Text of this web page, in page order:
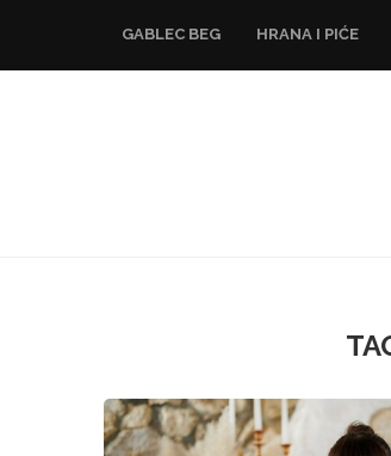
GABLEC BEG HRANA I PIĆE